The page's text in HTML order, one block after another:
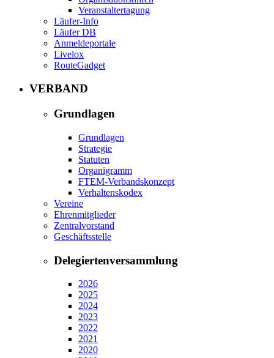
Veranstaltertagung
Läufer-Info
Läufer DB
Anmeldeportale
Livelox
RouteGadget
VERBAND
Grundlagen
Grundlagen
Strategie
Statuten
Organigramm
FTEM-Verbandskonzept
Verhaltenskodex
Vereine
Ehrenmitglieder
Zentralvorstand
Geschäftsstelle
Delegiertenversammlung
2026
2025
2024
2023
2022
2021
2020